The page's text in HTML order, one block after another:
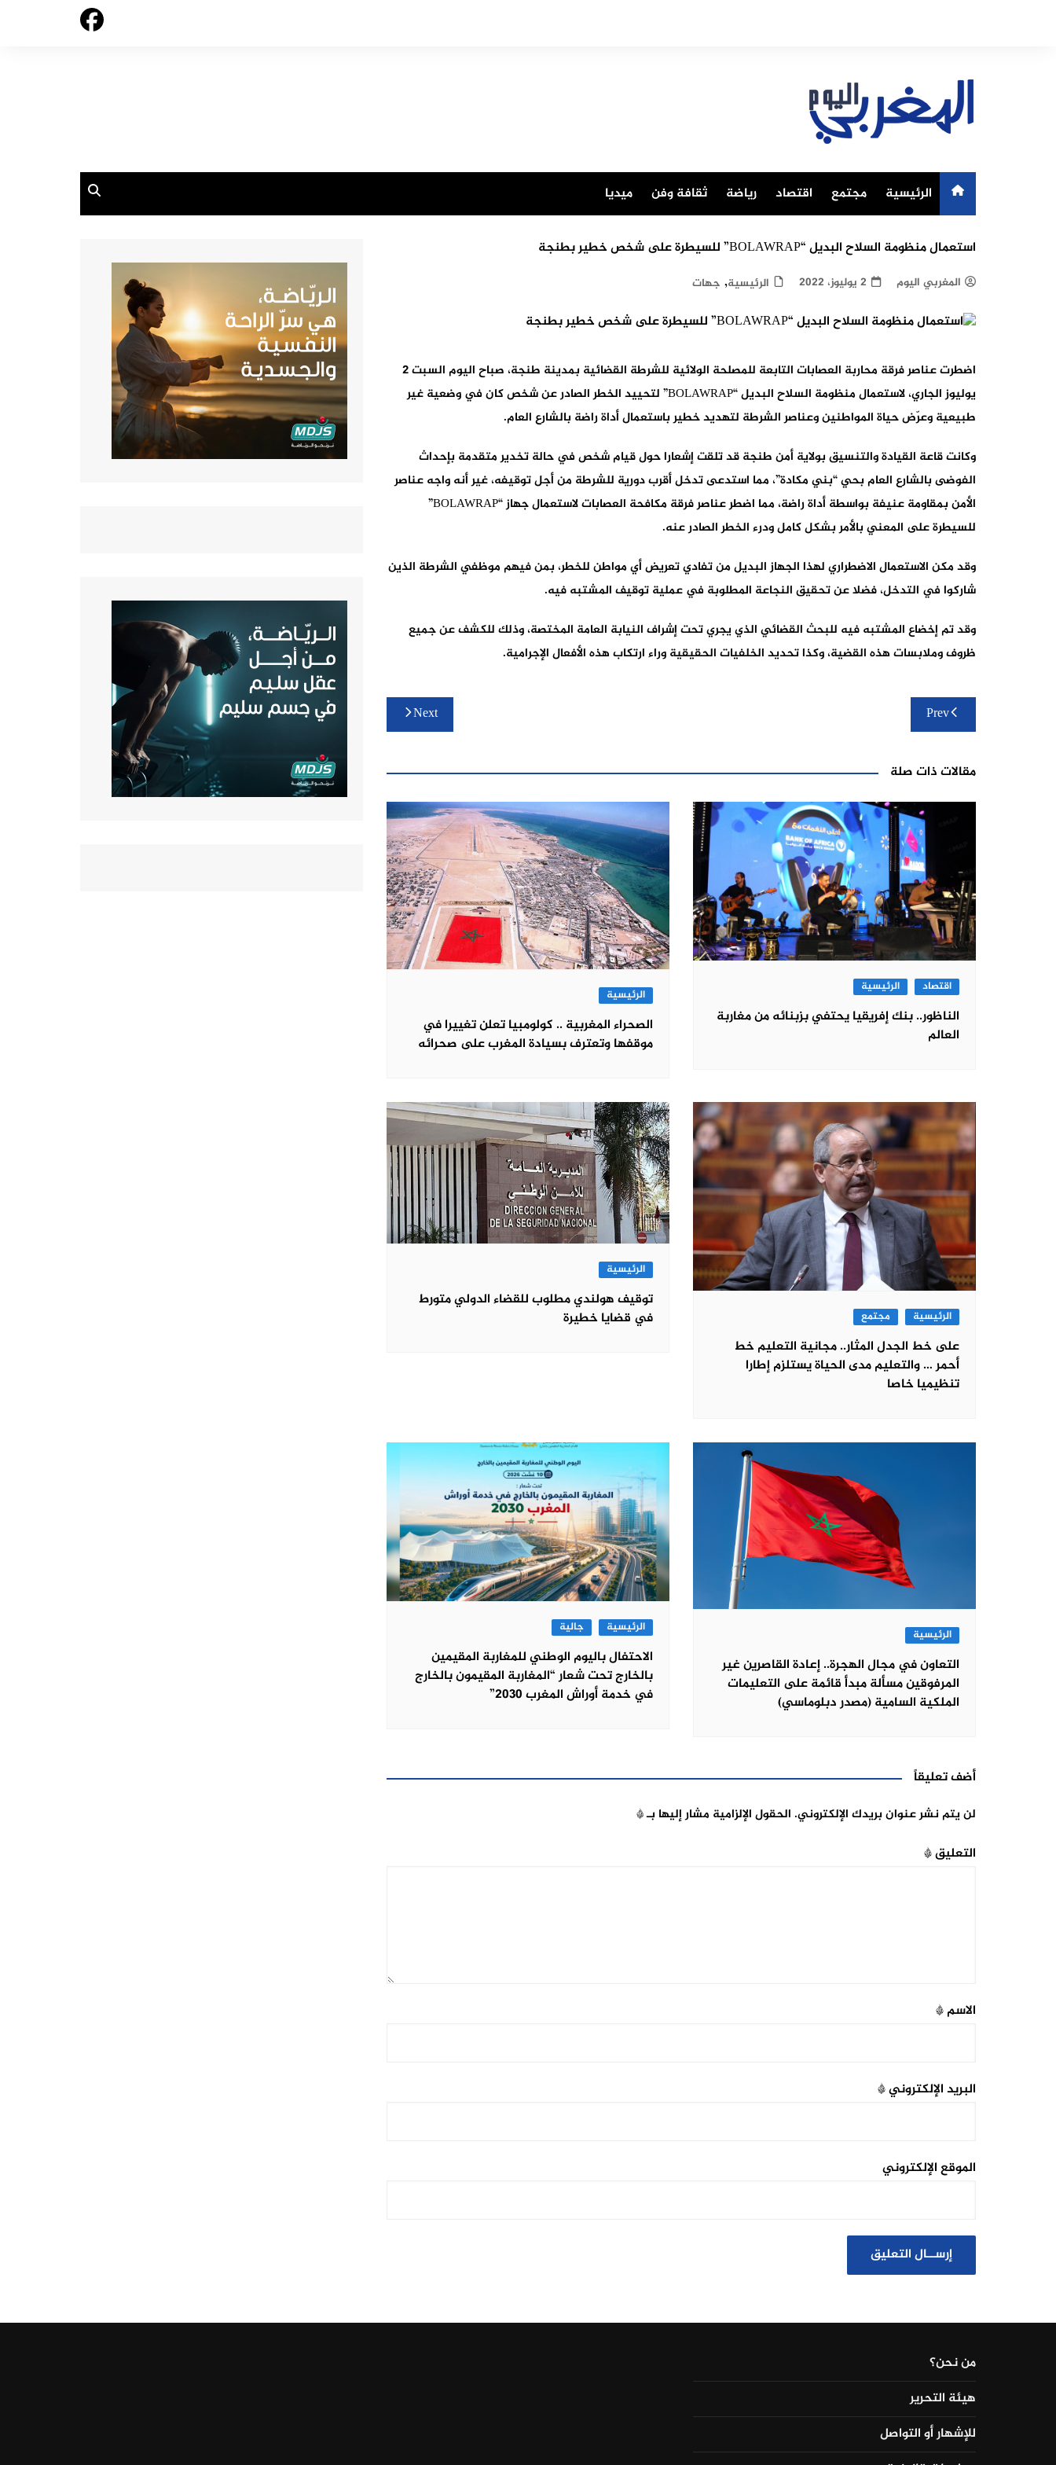
الرئيسية مجتمع اقتصاد رياضة ثقافة وفن ميديا
استعمال منظومة السلاح البديل “BOLAWRAP” للسيطرة على شخص خطير بطنجة
المغربي اليوم 2 يوليوز، 2022 الرئيسية, جهات
اضطرت عناصر فرقة محاربة العصابات التابعة للمصلحة الولائية للشرطة القضائية بمدينة طنجة، صباح اليوم السبت 2
يوليوز الجاري، لاستعمال منظومة السلاح البديل “BOLAWRAP” لتحييد الخطر الصادر عن شخص كان في وضعية غير
طبيعية وعرّض حياة المواطنين وعناصر الشرطة لتهديد خطير باستعمال أداة راضة بالشارع العام.
وكانت قاعة القيادة والتنسيق بولاية أمن طنجة قد تلقت إشعارا حول قيام شخص في حالة تخدير متقدمة بإحداث
الفوضى بالشارع العام بحي “بني مكادة”، مما استدعى تدخل أقرب دورية للشرطة من أجل توقيفه، غير أنه واجه عناصر
الأمن بمقاومة عنيفة بواسطة أداة راضة، مما اضطر عناصر فرقة مكافحة العصابات لاستعمال جهاز “BOLAWRAP”
للسيطرة على المعني بالأمر بشكل كامل ودرء الخطر الصادر عنه.
وقد مكن الاستعمال الاضطراري لهذا الجهاز البديل من تفادي تعريض أي مواطن للخطر، بمن فيهم موظفي الشرطة الذين
شاركوا في التدخل، فضلا عن تحقيق النجاعة المطلوبة في عملية توقيف المشتبه فيه.
وقد تم إخضاع المشتبه فيه للبحث القضائي الذي يجري تحت إشراف النيابة العامة المختصة، وذلك للكشف عن جميع
ظروف وملابسات هذه القضية، وكذا تحديد الخلفيات الحقيقية وراء ارتكاب هذه الأفعال الإجرامية.
تصفّح
المقالات
Prev
Next
مقالات ذات صلة
اقتصاد الرئيسية
الناظور.. بنك إفريقيا يحتفي بزبنائه من مغاربة
العالم
الرئيسية
الصحراء المغربية .. كولومبيا تعلن تغييرا في
موقفها وتعترف بسيادة المغرب على صحرائه
الرئيسية مجتمع
على خط الجدل المثار.. مجانية التعليم خط
أحمر … والتعليم مدى الحياة يستلزم إطارا
تنظيميا خاصا
الرئيسية
توقيف هولندي مطلوب للقضاء الدولي متورط
في قضايا خطيرة
الرئيسية
التعاون في مجال الهجرة.. إعادة القاصرين غير
المرفوقين مسألة مبدأ قائمة على التعليمات
الملكية السامية (مصدر دبلوماسي)
الرئيسية جالية
الاحتفال باليوم الوطني للمغاربة المقيمين
بالخارج تحت شعار “المغاربة المقيمون بالخارج
في خدمة أوراش المغرب 2030”
أضف تعليقاً
لن يتم نشر عنوان بريدك الإلكتروني. الحقول الإلزامية مشار إليها بـ*
التعليق*
الاسم*
البريد الإلكتروني*
الموقع الإلكتروني
من نحن؟
هيئة التحرير
للإشهار أو التواصل